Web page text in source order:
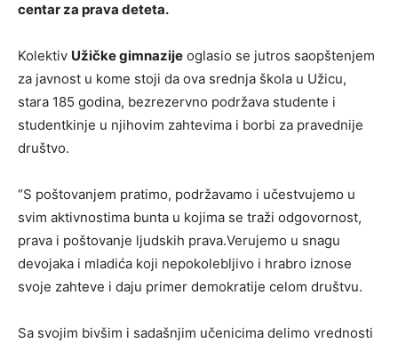
centar za prava deteta.
Kolektiv Užičke gimnazije oglasio se jutros saopštenjem
za javnost u kome stoji da ova srednja škola u Užicu,
stara 185 godina, bezrezervno podržava studente i
studentkinje u njihovim zahtevima i borbi za pravednije
društvo.
“S poštovanjem pratimo, podržavamo i učestvujemo u
svim aktivnostima bunta u kojima se traži odgovornost,
prava i poštovanje ljudskih prava.Verujemo u snagu
devojaka i mladića koji nepokolebljivo i hrabro iznose
svoje zahteve i daju primer demokratije celom društvu.
Sa svojim bivšim i sadašnjim učenicima delimo vrednosti